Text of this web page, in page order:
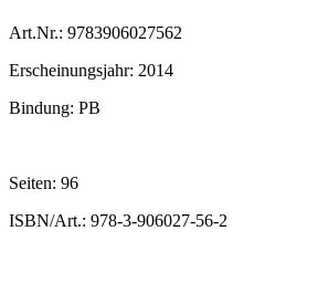
Art.Nr.: 9783906027562
Erscheinungsjahr: 2014
Bindung: PB
Seiten: 96
ISBN/Art.: 978-3-906027-56-2